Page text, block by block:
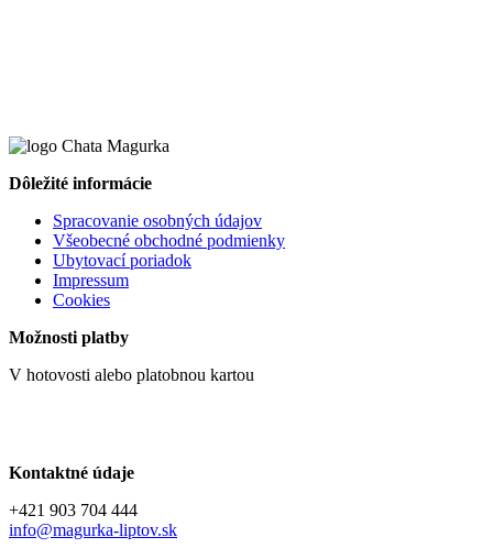
Dôležité informácie
Spracovanie osobných údajov
Všeobecné obchodné podmienky
Ubytovací poriadok
Impressum
Cookies
Možnosti platby
V hotovosti alebo platobnou kartou
Kontaktné údaje
+421 903 704 444
info@magurka-liptov.sk